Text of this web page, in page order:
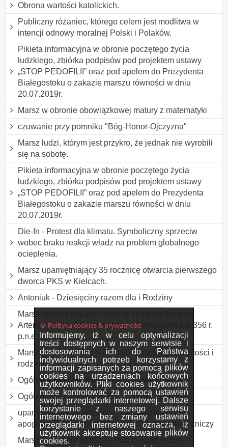
🍪 Polityka cookies & prywatności
Informujemy, iż w celu optymalizacji
treści dostępnych w naszym serwisie i
dostosowania ich do Państwa
indywidualnych potrzeb korzystamy z
informacji zapisanych za pomocą plików
cookies na urządzeniach końcowych
użytkowników. Pliki cookies użytkownik
może kontrolować za pomocą ustawień
swojej przeglądarki internetowej. Dalsze
korzystanie z naszego serwisu
internetowego bez zmiany ustawień
przeglądarki internetowej oznacza, iż
użytkownik akceptuje stosowanie plików
cookies.
Obrona wartości katolickich.
Publiczny różaniec, którego celem jest modlitwa w
intencji odnowy moralnej Polski i Polaków.
Pikieta informacyjna w obronie poczętego życia
ludzkiego, zbiórka podpisów pod projektem ustawy
„STOP PEDOFILII” oraz pod apelem do Prezydenta
Białegostoku o zakazie marszu równości w dniu
20.07.2019r.
Marsz w obronie obowiązkowej matury z matematyki
czuwanie przy pomniku "Bóg-Honor-Ojczyzna"
Marsz ludzi, którym jest przykro, że jednak nie wyrobili
się na sobotę.
Pikieta informacyjna w obronie poczętego życia
ludzkiego, zbiórka podpisów pod projektem ustawy
„STOP PEDOFILII” oraz pod apelem do Prezydenta
Białegostoku o zakazie marszu równości w dniu
20.07.2019r.
Die-In - Protest dla klimatu. Symboliczny sprzeciw
wobec braku reakcji władz na problem globalnego
ocieplenia.
Marsz upamiętniający 35 rocznicę otwarcia pierwszego
dworca PKS w Kielcach.
Antoniuk - Dziesięciny razem dla i Rodziny
Marsz upamiętniający rocznicę spalenia świątyni
Artemidy w Efezie przez szewca Herostratesa w 356 r.
p.n.e.
Marsz rodzin - marsz w obronie tradycyjnych wartości i
rodziny
Ogólnopolski marsz kibiców przeciwko pedofilii
Ogólnopolski marsz kibiców przeciwko pedofilii
upamiętnienie 76. rocznicy "Krwawej Niedzieli" -
apogeum Rzezi Wołyńskiej, w formie zapalenia zniczy
Marsz w obronie godności rodziny oraz uczuć